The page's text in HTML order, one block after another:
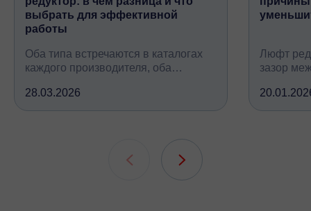
выбрать для эффективной
работы
Оба типа встречаются в каталогах
каждого производителя, оба
крутящий момент, но устроены
принципиально по-разному, при
28.03.2026
Люфт
зазор
всех